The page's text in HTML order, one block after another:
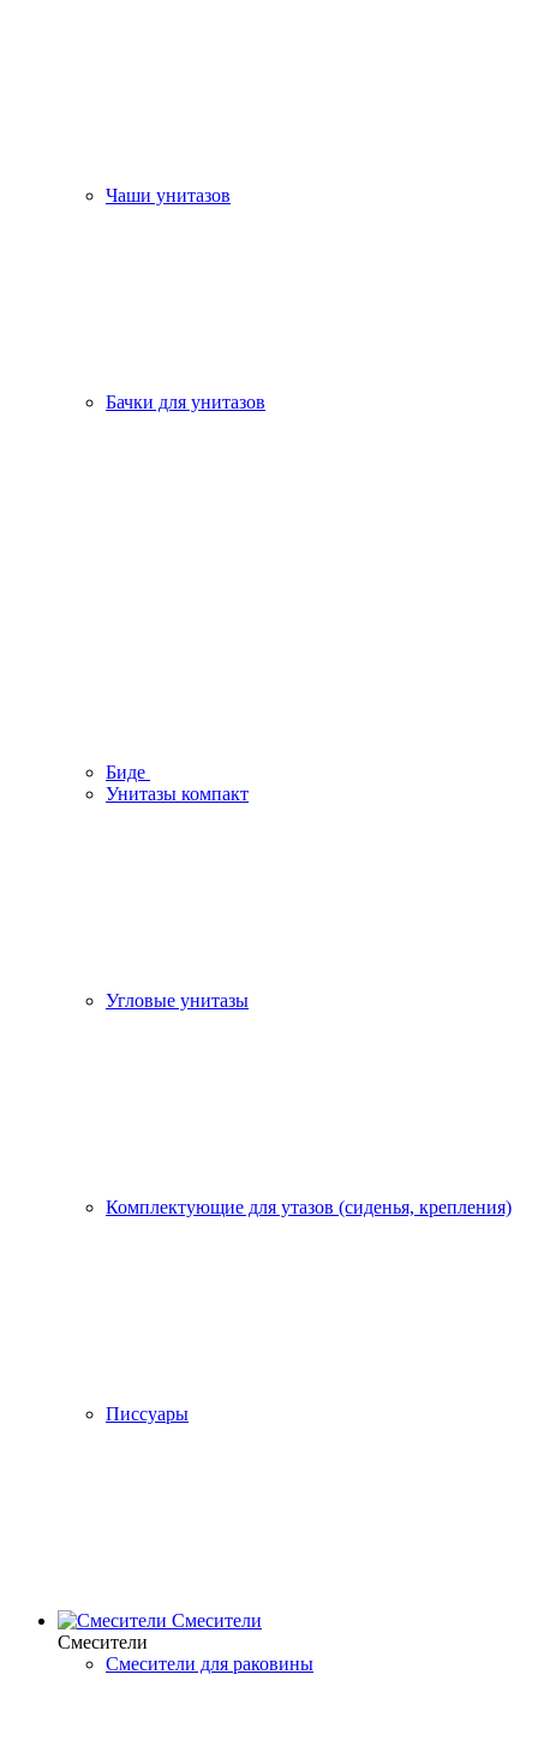
Чаши унитазов
Бачки для унитазов
Биде
Унитазы компакт
Угловые унитазы
Комплектующие для утазов (сиденья, крепления)
Писсуары
Смесители
Смесители
Смесители для раковины